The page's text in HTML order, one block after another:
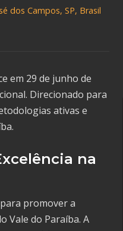
dos Campos, SP, Brasil
em 29 de junho de
Direcionado para
ativas e
na
promover a
Vale do Paraíba. A